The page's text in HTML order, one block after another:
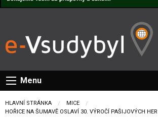
Menu
HLAVNÍ STRÁNKA
MICE
CURRENT:
HOŘICE NA ŠUMAVĚ OSLAVÍ 30. VÝROČÍ PAŠIJOVÝCH HER